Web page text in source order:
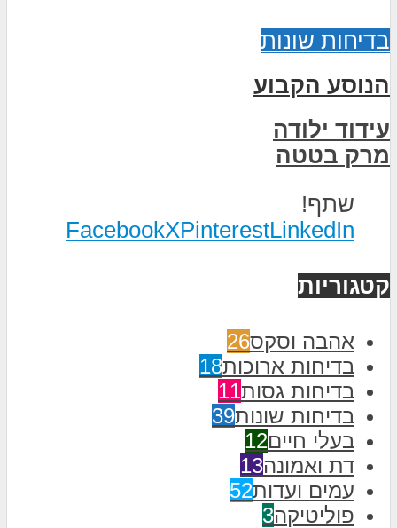
בדיחות שונות
הנוסע הקבוע
עידוד ילודה
מרק בטטה
שתף!
FacebookXPinterestLinkedIn
קטגוריות
אהבה וסקס26
בדיחות ארוכות18
בדיחות גסות11
בדיחות שונות39
בעלי חיים12
דת ואמונה13
עמים ועדות52
פוליטיקה3